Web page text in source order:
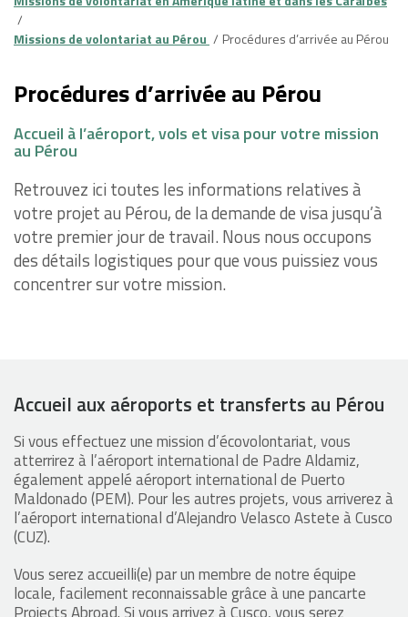
Missions de volontariat au Pérou
Procédures d’arrivée au Pérou
Procédures d’arrivée au Pérou
Accueil à l’aéroport, vols et visa pour votre mission
au Pérou
Retrouvez ici toutes les informations relatives à
votre projet au Pérou, de la demande de visa jusqu’à
votre premier jour de travail. Nous nous occupons
des détails logistiques pour que vous puissiez vous
concentrer sur votre mission.
Accueil aux aéroports et transferts au Pérou
Si vous effectuez une mission d’écovolontariat, vous
atterrirez à l’aéroport international de Padre Aldamiz,
également appelé aéroport international de Puerto
Maldonado (PEM). Pour les autres projets, vous arriverez à
l’aéroport international d’Alejandro Velasco Astete à Cusco
(CUZ).
Vous serez accueilli(e) par un membre de notre équipe
locale, facilement reconnaissable grâce à une pancarte